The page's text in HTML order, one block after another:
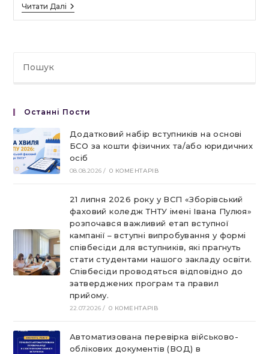
Читати ДаліЗавітали
Гості
Останні Пости
Додатковий набір вступників на основі
БСО за кошти фізичних та/або юридичних
осіб
08.08.2026 / 0 КОМЕНТАРІВ
21 липня 2026 року у ВСП «Зборівський
фаховий коледж ТНТУ імені Івана Пулюя»
розпочався важливий етап вступної
кампанії – вступні випробування у формі
співбесіди для вступників, які прагнуть
стати студентами нашого закладу освіти.
Співбесіди проводяться відповідно до
затверджених програм та правил
прийому.
22.07.2026 / 0 КОМЕНТАРІВ
Автоматизована перевірка військово-
облікових документів (ВОД) в